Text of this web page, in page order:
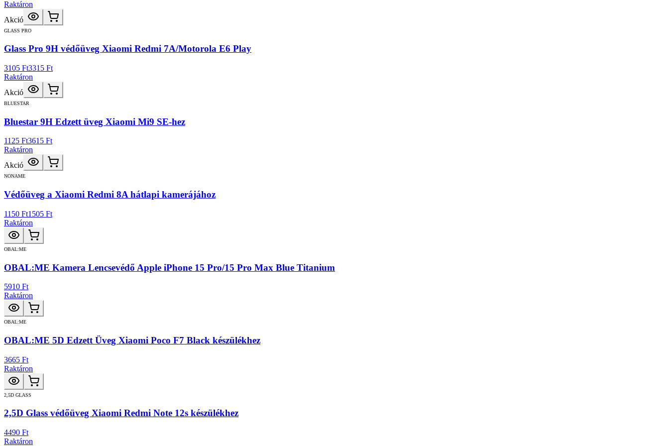
Raktáron
Akció
GLASS PRO
Glass Pro 9H védőüveg Xiaomi Redmi 7A/Motorola E6 Play
3105 Ft3315 Ft
Raktáron
Akció
BLUESTAR
Bluestar 9H Edzett üveg Xiaomi Mi9 SE-hez
1125 Ft3615 Ft
Raktáron
Akció
NONAME
Védőüveg a Xiaomi Redmi 8A hátlapi kamerájához
1150 Ft1505 Ft
Raktáron
OBAL:ME
OBAL:ME Kamera Lencsevédő Apple iPhone 15 Pro/15 Pro Max Blue Titanium
5910 Ft
Raktáron
OBAL:ME
OBAL:ME 5D Edzett Üveg Xiaomi Poco F7 Black készülékhez
3665 Ft
Raktáron
2,5D GLASS
2,5D Glass védőüveg Xiaomi Redmi Note 12s készülékhez
4490 Ft
Raktáron